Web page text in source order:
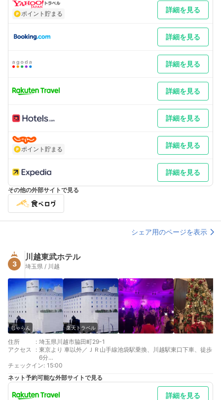
車予定のお客様へ ★★★ご予約前に、必ず駐車可能かどうかを
お電話（049-226-3711）でご確認下さい。駐車スペースには、
限りがございますので当日の予約状況により駐車いただけない場
合がございます。 車以外／羽田・成田空港へは、川越駅西口から
リムジンバス（他社）有り
ポイント貯まる 詳細を見る
詳細を見る
詳細を見る
詳細を見る
詳細を見る
ポイント貯まる 詳細を見る
詳細を見る
その他の外部サイトで見る
シェア用のページを表示
3
川越東武ホテル
埼玉県 / 川越
じゃらん 楽天トラベル
住所 : 埼玉県川越市脇田町29-1
アクセス
: 東京より 車以外／ＪＲ山手線池袋駅乗換、川越駅東口下車、徒歩
6分
最寄り駅１ 川越
最寄り駅２ 本川越
補足 車／駐車場30台（先着順、予約不可）￥800／泊地下駐車
場は夜間 0：00～5：00 の間閉鎖しております。
チェックイン: 15:00
ネット予約可能な外部サイトで見る
詳細を見る